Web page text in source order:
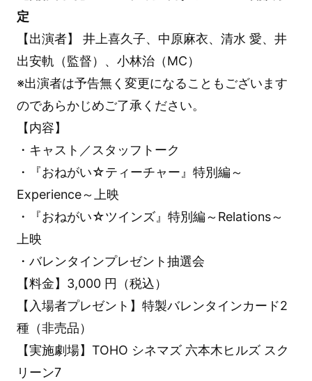
定
【出演者】 井上喜久子、中原麻衣、清水 愛、井
出安軌（監督）、小林治（MC）
※出演者は予告無く変更になることもございます
のであらかじめご了承ください。
【内容】
・キャスト／スタッフトーク
・『おねがい☆ティーチャー』特別編～
Experience～上映
・『おねがい☆ツインズ』特別編～Relations～
上映
・バレンタインプレゼント抽選会
【料金】3,000 円（税込）
【入場者プレゼント】特製バレンタインカード2
種（非売品）
【実施劇場】TOHO シネマズ 六本木ヒルズ スク
リーン7